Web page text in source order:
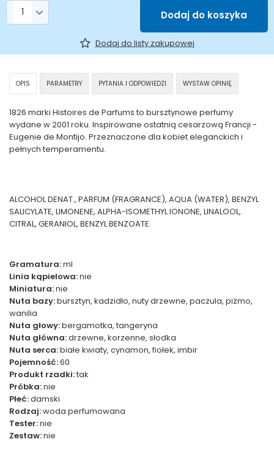
Liczba produktów
Dodaj do koszyka
Dodaj do listy zakupowej
OPIS PARAMETRY PYTANIA I ODPOWIEDZI WYSTAW OPINIĘ
1826 marki Histoires de Parfums to bursztynowe perfumy
wydane w 2001 roku. Inspirowane ostatnią cesarzową Francji -
Eugenie de Montijo. Przeznaczone dla kobiet eleganckich i
pełnych temperamentu.
ALCOHOL DENAT., PARFUM (FRAGRANCE), AQUA (WATER), BENZYL
SALICYLATE, LIMONENE, ALPHA-ISOMETHYL IONONE, LINALOOL,
CITRAL, GERANIOL, BENZYL BENZOATE.
Gramatura:ml
Linia kąpielowa:nie
Miniatura:nie
Nuta bazy:bursztyn, kadzidło, nuty drzewne, paczula, piżmo,
wanilia
Nuta głowy:bergamotka, tangeryna
Nuta główna:drzewne, korzenne, słodka
Nuta serca:białe kwiaty, cynamon, fiołek, imbir
Pojemność:60
Produkt rzadki:tak
Próbka:nie
Płeć:damski
Rodzaj:woda perfumowana
Tester:nie
Zestaw:nie